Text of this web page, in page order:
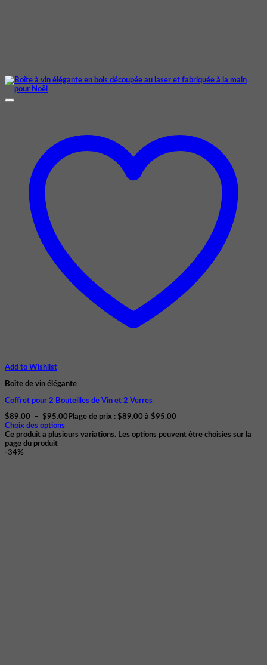
Add to Wishlist
Boîte de vin élégante
Coffret pour 2 Bouteilles de Vin et 2 Verres
$89.00 – $95.00 Plage de prix : $89.00 à $95.00
Choix des options
Ce produit a plusieurs variations. Les options peuvent être choisies sur la
page du produit
-34%